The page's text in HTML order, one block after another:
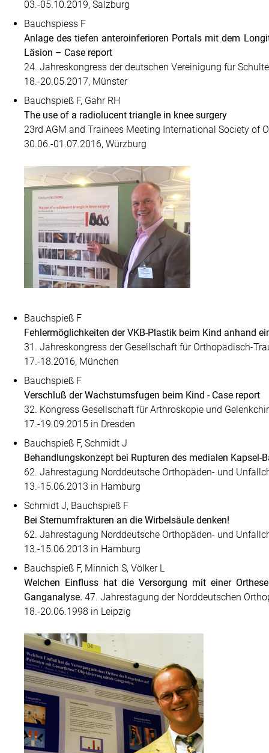
03.-05.10.2019, Salzburg
Bauchspiess F
Anlage des tiefen anteroinferioren Portals mit dem
Läsion – Case report
24. Jahreskongress der deutschen Vereinigung für
18.-20.05.2017, Münster
Bauchspieß F, Gahr RH
The use of a radiolucent triangle in knee surgery
23rd AGM and Trainees Meeting International Society of
30.06.-01.07.2016, Würzburg
Bauchspieß F
Fehlermöglichkeiten der VKB-Plastik beim Kind anhand
31. Jahreskongress der Gesellschaft für Orthopädisch-
17.-18.2016, München
Bauchspieß F
Verschluß der Wachstumsfugen beim Kind - Case report
32. Kongress Gesellschaft für Arthroskopie und
17.-19.09.2015 in Dresden
Bauchspieß F, Schmidt J
Behandlungskonzept bei Rupturen des medialen Kapsel-
62. Jahrestagung Norddeutsche Orthopäden- und
13.-15.06.2013 in Hamburg
Schmidt J, Bauchspieß F
Bei Sternumfrakturen an die Wirbelsäule denken!
62. Jahrestagung Norddeutsche Orthopäden- und
13.-15.06.2013 in Hamburg
Bauchspieß F, Minnich S, Völker L
Welchen Einfluss hat die Versorgung mit einer
Ganganalyse. 47. Jahrestagung der Norddeutschen
18.-20.06.1998 in Leipzig